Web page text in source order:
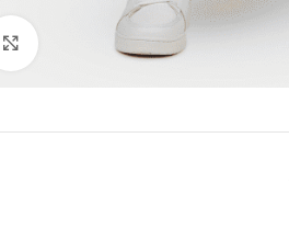
Click to enlarge